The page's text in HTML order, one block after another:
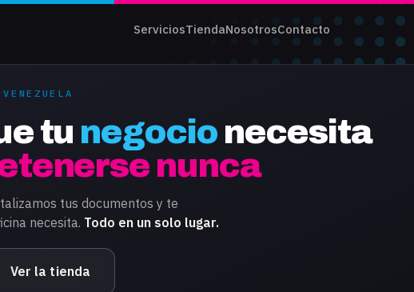
ServiciosTiendaNosotrosContacto
tu negocio necesita
nunca
tus documentos y te
necesita. Todo en un solo lugar.
Ver la tienda